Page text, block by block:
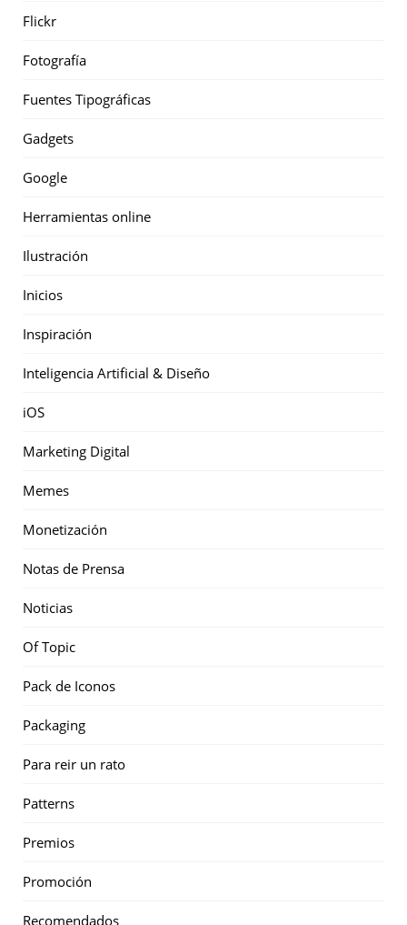
Flickr
Fotografía
Fuentes Tipográficas
Gadgets
Google
Herramientas online
Ilustración
Inicios
Inspiración
Inteligencia Artificial & Diseño
iOS
Marketing Digital
Memes
Monetización
Notas de Prensa
Noticias
Of Topic
Pack de Iconos
Packaging
Para reir un rato
Patterns
Premios
Promoción
Recomendados